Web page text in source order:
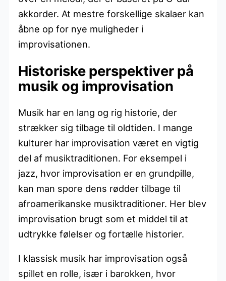
akkorder. At mestre forskellige skalaer kan
åbne op for nye muligheder i
improvisationen.
Historiske perspektiver på
musik og improvisation
Musik har en lang og rig historie, der
strækker sig tilbage til oldtiden. I mange
kulturer har improvisation været en vigtig
del af musiktraditionen. For eksempel i
jazz, hvor improvisation er en grundpille,
kan man spore dens rødder tilbage til
afroamerikanske musiktraditioner. Her blev
improvisation brugt som et middel til at
udtrykke følelser og fortælle historier.
I klassisk musik har improvisation også
spillet en rolle, især i barokken, hvor